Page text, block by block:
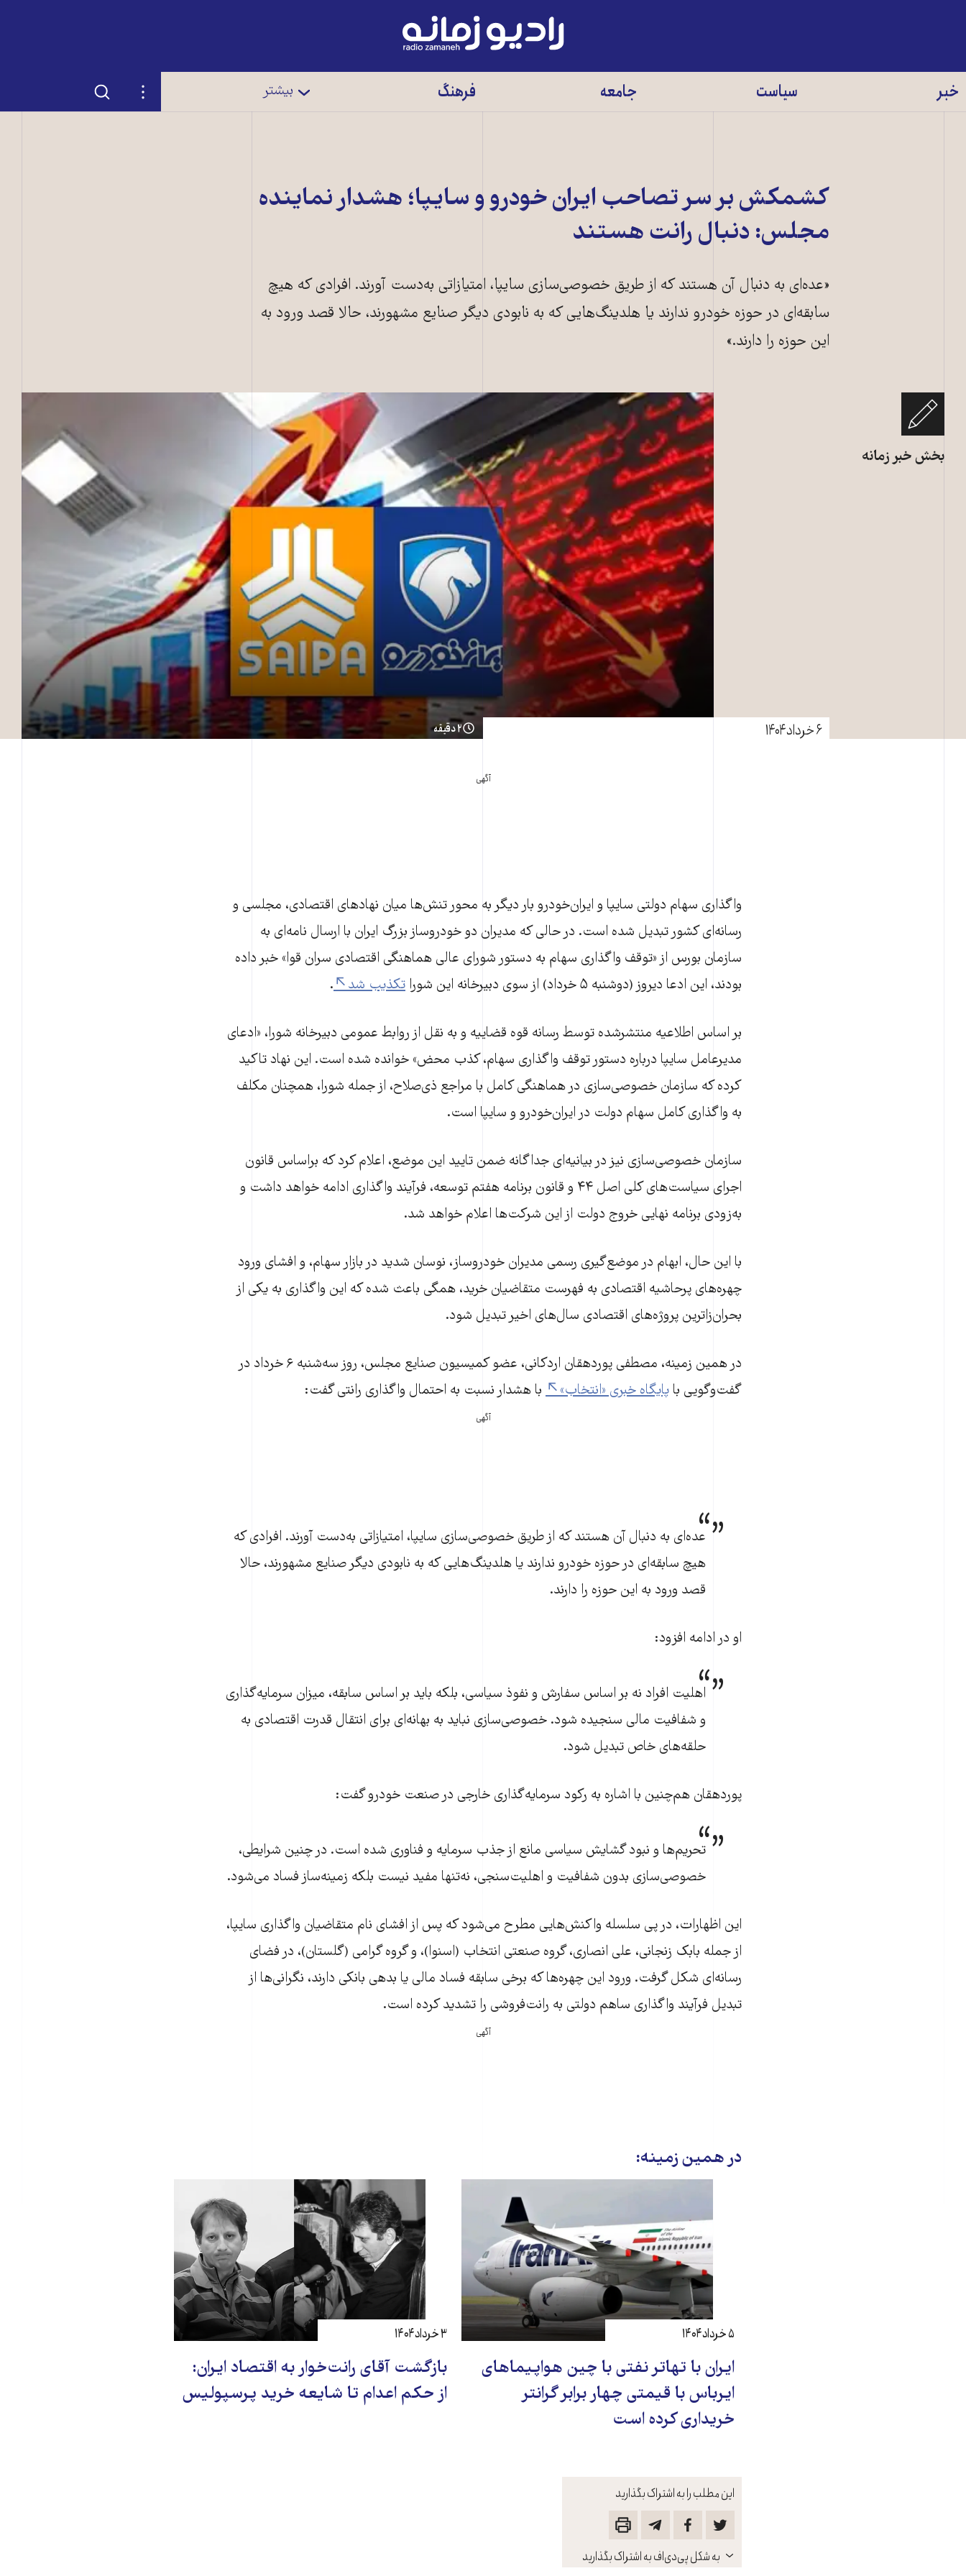
رادیو
زمانه
خبر سیاست جامعه فرهنگ بیشتر تنظیمات جستجو
کشمکش بر سر تصاحب ایران خودرو و سایپا؛ هشدار نماینده
مجلس: دنبال رانت هستند
«عده‌ای به دنبال آن هستند که از طریق خصوصی‌سازی سایپا، امتیازاتی به‌دست آورند. افرادی که هیچ
سابقه‌ای در حوزه خودرو ندارند یا هلدینگ‌هایی که به نابودی دیگر صنایع مشهورند، حالا قصد ورود به
این حوزه را دارند.»
بخش خبر زمانه
۶ خرداد ۱۴۰۴ ۲ دقیقه
آگهی
این مطلب را به اشتراک بگذارید
باز
کنید
به شکل پی‌دی‌اف به اشتراک بگذارید
واگذاری سهام دولتی سایپا و ایران‌خودرو بار دیگر به محور تنش‌ها میان نهادهای اقتصادی، مجلسی و
رسانه‌ای کشور تبدیل شده است. در حالی که مدیران دو خودروساز بزرگ ایران با ارسال نامه‌ای به
سازمان بورس از «توقف واگذاری سهام به دستور شورای عالی هماهنگی اقتصادی سران قوا» خبر داده
بودند، این ادعا دیروز (دوشنبه ۵ خرداد) از سوی دبیرخانه این شورا
تکذیب شد .
بر اساس اطلاعیه منتشرشده توسط رسانه قوه قضاییه و به نقل از روابط عمومی دبیرخانه شورا، «ادعای
مدیرعامل سایپا درباره دستور توقف واگذاری سهام، کذب محض» خوانده شده است. این نهاد تاکید
کرده که سازمان خصوصی‌سازی در هماهنگی کامل با مراجع ذی‌صلاح، از جمله شورا، همچنان مکلف
به واگذاری کامل سهام دولت در ایران‌خودرو و سایپا است.
سازمان خصوصی‌سازی نیز در بیانیه‌ای جداگانه ضمن تایید این موضع، اعلام کرد که براساس قانون
اجرای سیاست‌های کلی اصل ۴۴ و قانون برنامه هفتم توسعه، فرآیند واگذاری ادامه خواهد داشت و
به‌زودی برنامه نهایی خروج دولت از این شرکت‌ها اعلام خواهد شد.
با این حال، ابهام در موضع‌گیری رسمی مدیران خودروساز، نوسان شدید در بازار سهام، و افشای ورود
چهره‌های پرحاشیه اقتصادی به فهرست متقاضیان خرید، همگی باعث شده که این واگذاری به یکی از
بحران‌زاترین پروژه‌های اقتصادی سال‌های اخیر تبدیل شود.
در همین زمینه، مصطفی پوردهقان اردکانی، عضو کمیسیون صنایع مجلس، روز سه‌شنبه ۶ خرداد در
گفت‌وگویی با پایگاه خبری «انتخاب» با هشدار نسبت به احتمال واگذاری رانتی گفت:
آگهی
عده‌ای به دنبال آن هستند که از طریق خصوصی‌سازی سایپا، امتیازاتی به‌دست آورند. افرادی که
هیچ سابقه‌ای در حوزه خودرو ندارند یا هلدینگ‌هایی که به نابودی دیگر صنایع مشهورند، حالا
قصد ورود به این حوزه را دارند.
او در ادامه افزود:
اهلیت افراد نه بر اساس سفارش و نفوذ سیاسی، بلکه باید بر اساس سابقه، میزان سرمایه‌گذاری
و شفافیت مالی سنجیده شود. خصوصی‌سازی نباید به بهانه‌ای برای انتقال قدرت اقتصادی به
حلقه‌های خاص تبدیل شود.
پوردهقان هم‌چنین با اشاره به رکود سرمایه‌گذاری خارجی در صنعت خودرو گفت:
تحریم‌ها و نبود گشایش سیاسی مانع از جذب سرمایه و فناوری شده است. در چنین شرایطی،
خصوصی‌سازی بدون شفافیت و اهلیت‌سنجی، نه‌تنها مفید نیست بلکه زمینه‌ساز فساد می‌شود.
این اظهارات، در پی سلسله واکنش‌هایی مطرح می‌شود که پس از افشای نام متقاضیان واگذاری سایپا،
از جمله بابک زنجانی، علی انصاری، گروه صنعتی انتخاب (اسنوا)، و گروه گرامی (گلستان)، در فضای
رسانه‌ای شکل گرفت. ورود این چهره‌ها که برخی سابقه فساد مالی یا بدهی بانکی دارند، نگرانی‌ها از
تبدیل فرآیند واگذاری ساهم دولتی به رانت‌فروشی را تشدید کرده است.
آگهی
در همین زمینه:
ایران با تهاتر نفتی با چین هواپیماهای
ایرباس با قیمتی چهار برابر گرانتر
خریداری کرده است
۵ خرداد ۱۴۰۴
بازگشت آقای رانت‌خوار به اقتصاد ایران:
از حکم اعدام تا شایعه خرید پرسپولیس
۳ خرداد ۱۴۰۴